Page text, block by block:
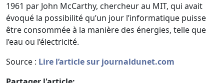
1961 par John McCarthy, chercheur au MIT, qui avait
évoqué la possibilité qu’un jour l’informatique puisse
être consommée à la manière des énergies, telle que
l’eau ou l’électricité.
Source : Lire l’article sur journaldunet.com